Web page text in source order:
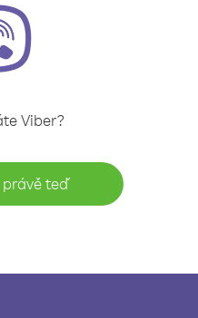
Viber?
teď